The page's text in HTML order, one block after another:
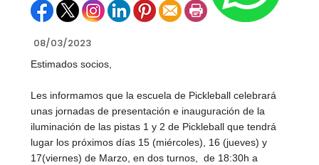
08/03/2023
Estimados socios,
Les informamos que la escuela de Pickleball celebrará
unas jornadas de presentación e inauguración de la
iluminación de las pistas 1 y 2 de Pickleball que tendrá
lugar los próximos días 15 (miércoles), 16 (jueves) y
17(viernes) de Marzo, en dos turnos, de 18:30h a